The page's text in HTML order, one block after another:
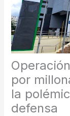
por
la
defensa